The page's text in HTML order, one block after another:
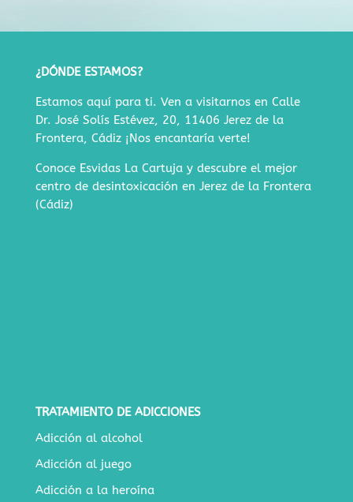
¿DÓNDE ESTAMOS?
Estamos aquí para ti. Ven a visitarnos en Calle
Dr. José Solís Estévez, 20, 11406 Jerez de la
Frontera, Cádiz¡Nos encantaría verte!
Conoce Esvidas La Cartuja y descubre el mejor
centro de desintoxicación en Jerez de la Frontera
(Cádiz)
TRATAMIENTO DE ADICCIONES
Adicción al alcohol
Adicción al juego
Adicción a la heroína